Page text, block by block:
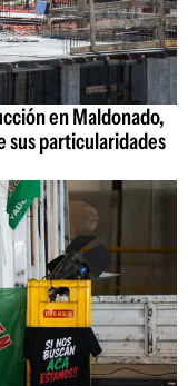
en Maldonado,
sus particularidades